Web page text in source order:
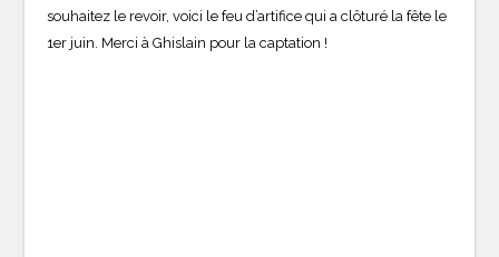
souhaitez le revoir, voici le feu d’artifice qui a clôturé la fête le
1er juin. Merci à Ghislain pour la captation !